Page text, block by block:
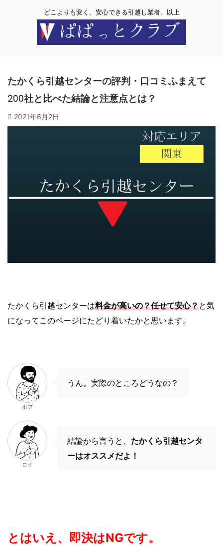
どこよりも安く、安心できる引越し業者。以上
たかくら引越センターの評判・口コミふまえて
200社と比べた結論と注意点とは？
2021年6月2日
たかくら引越センターは料金が高いの？任せて安心？と気
になってこのページにたどり着いたかと思います。
ボブ
うん。実際のところどうなの？
ロイ
結論から言うと、 たかくら引越センタ
ーはオススメだよ！
とはいえ、即決はNGです。